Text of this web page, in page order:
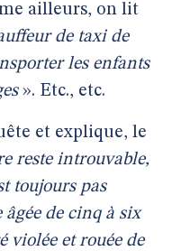
ailleurs, on lit
de taxi de
les enfants
». Etc., etc.
et explique, le
reste introuvable,
toujours pas
de cinq à six
violée et rouée de